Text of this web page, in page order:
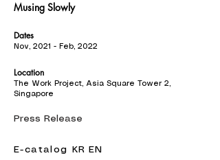
Musing Slowly
Dates
Nov, 2021 - Feb, 2022
Location
The Work Project, Asia Square Tower 2,
Singapore
Press Release
E-catalog KR EN